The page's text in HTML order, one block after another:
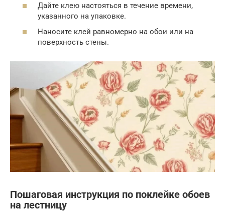
Дайте клею настояться в течение времени,
указанного на упаковке.
Наносите клей равномерно на обои или на
поверхность стены.
Пошаговая инструкция по поклейке обоев
на лестницу